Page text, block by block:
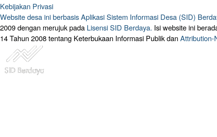
Kebijakan Privasi
Website desa ini berbasisAplikasi Sistem Informasi Desa (SID)
2009 dengan merujuk pada Lisensi SID Berdaya. Isi website ini
14 Tahun 2008 tentang Keterbukaan Informasi Publik danAttribution-